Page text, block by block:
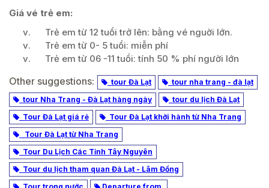
Giá vé trẻ em:
Trẻ em từ 12 tuổi trở lên: bằng vé nguời lớn.
Trẻ em từ 0- 5 tuổi: miễn phí
Trẻ em từ 06 -11 tuổi: tính 50 % phí người lớn
Other suggestions: tour Đà Lạt
tour nha trang - đà lạt
tour Nha Trang - Đà Lạt hàng ngày
tour du lịch Đà Lạt
Tour Đà Lạt giá rẻ
Tour Đà Lạt khởi hành từ Nha Trang
Tour Đà Lạt từ Nha Trang
Tour Du Lịch Các Tỉnh Tây Nguyên
Tour du lịch tham quan Đà Lạt - Lâm Đồng